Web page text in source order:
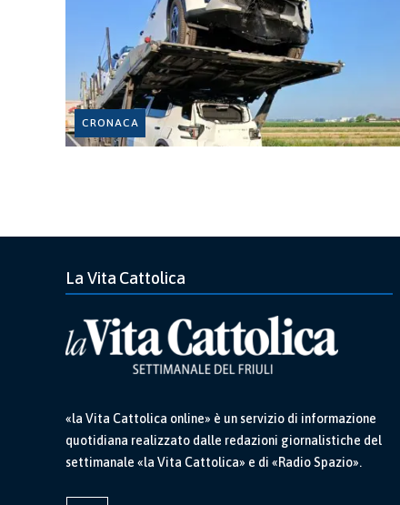
CRONACA
La Vita Cattolica
«la Vita Cattolica online» è un servizio di informazione
quotidiana realizzato dalle redazioni giornalistiche del
settimanale «la Vita Cattolica» e di «Radio Spazio».